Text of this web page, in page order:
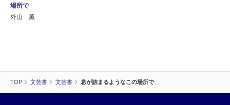
TOP 文芸書 文芸書 息が詰まるようなこの場所で
場所で
外山 薫